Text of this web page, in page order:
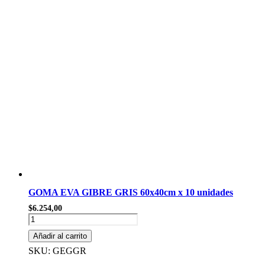
GOMA EVA GIBRE GRIS 60x40cm x 10 unidades
$6.254,00
GOMA
EVA
GIBRE
GRIS
Añadir al carrito
SKU: GEGGR